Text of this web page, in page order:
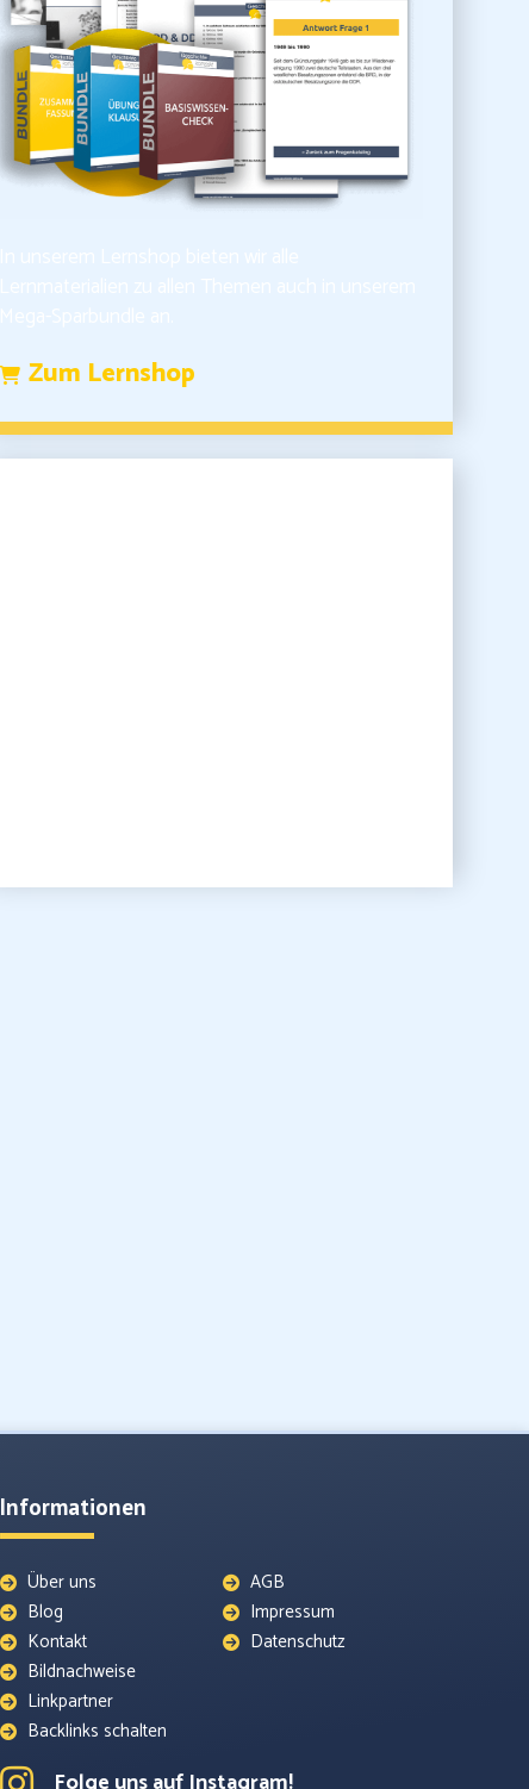
Zum Lernshop
Informationen
Über uns
Blog
Kontakt
Bildnachweise
Linkpartner
Backlinks schalten
AGB
Impressum
Datenschutz